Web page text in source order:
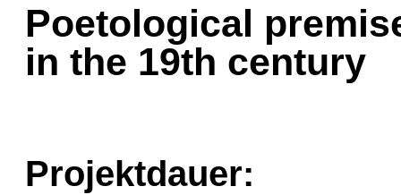
Poetological
in the 19th century
Projektdauer: